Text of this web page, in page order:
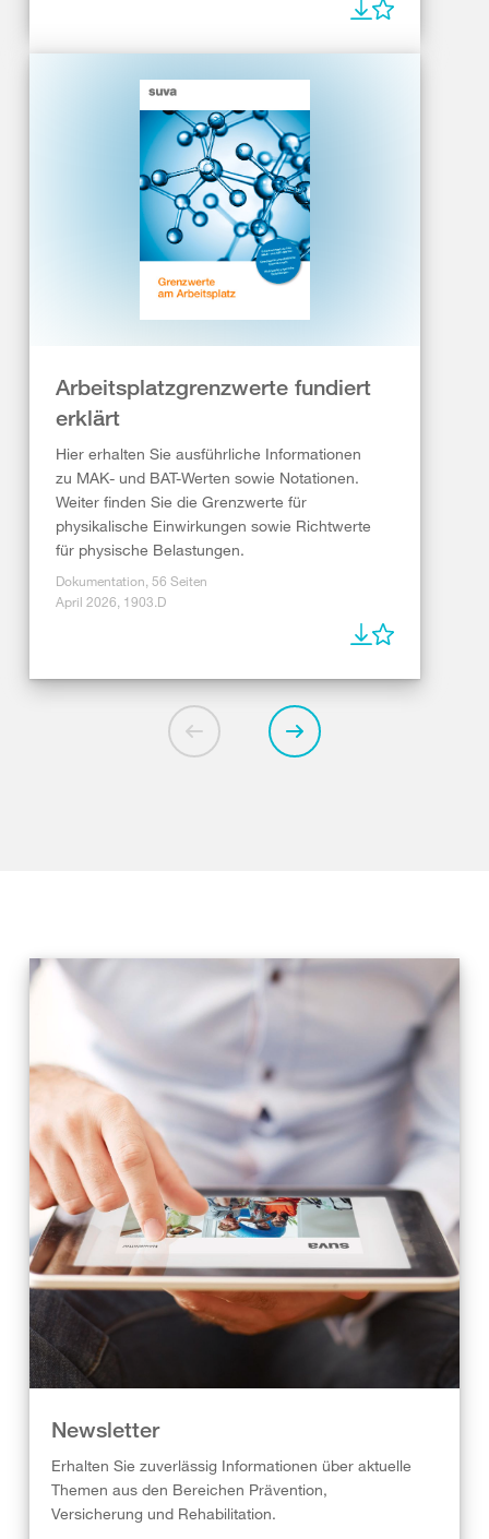
Arbeitsplatzgrenzwerte fundiert
erklärt
Hier erhalten Sie ausführliche Informationen
zu MAK- und BAT-Werten sowie Notationen.
Weiter finden Sie die Grenzwerte für
physikalische Einwirkungen sowie Richtwerte
für physische Belastungen.
Dokumentation, 56 Seiten
April 2026, 1903.D
Newsletter
Erhalten Sie zuverlässig Informationen über aktuelle
Themen aus den Bereichen Prävention,
Versicherung und Rehabilitation.